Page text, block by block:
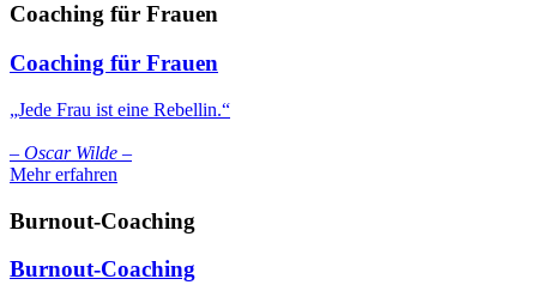
Coaching für Frauen
Coaching für Frauen
„Jede Frau ist eine Rebellin.“
– Oscar Wilde –
Mehr erfahren
Burnout-Coaching
Burnout-Coaching